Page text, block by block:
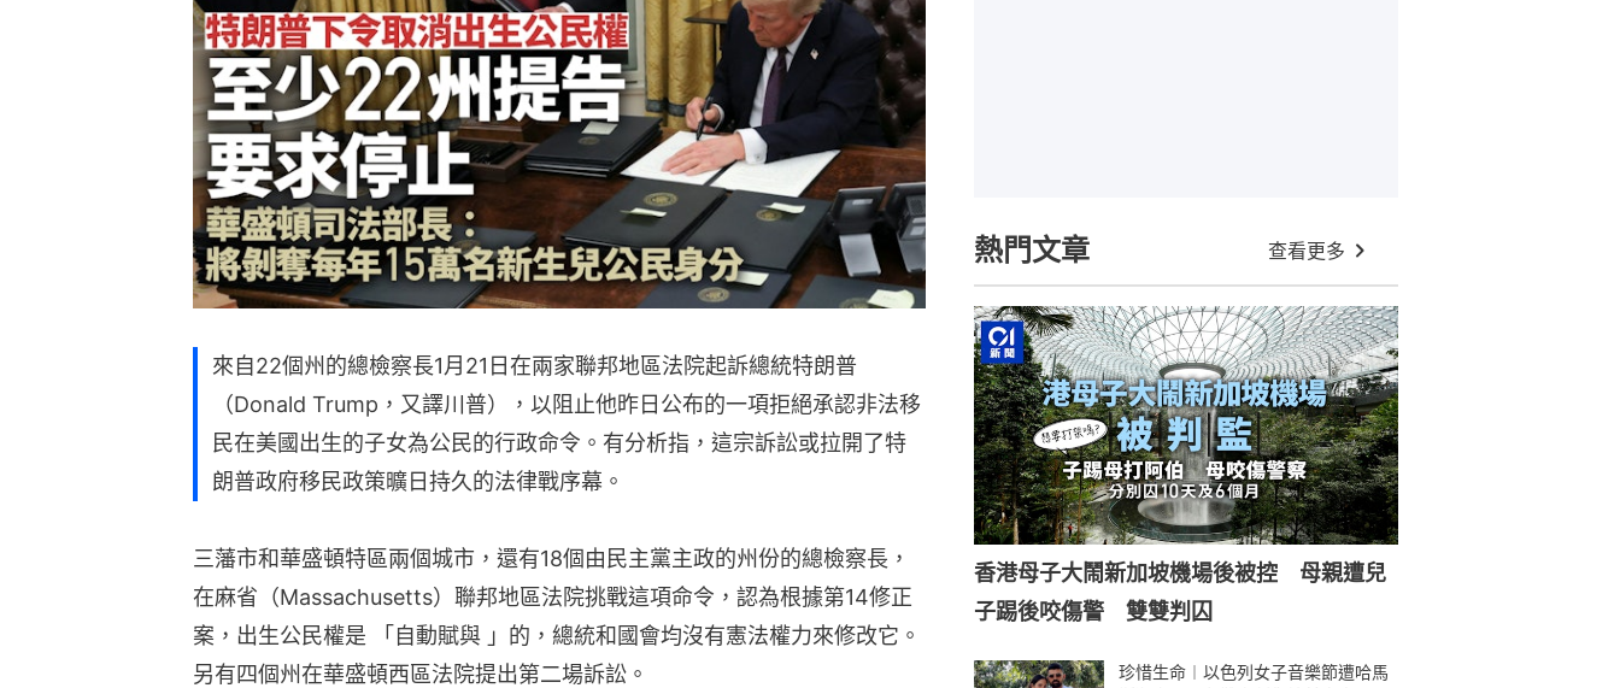
來自22個州的總檢察長1月21日在兩家聯邦地區法院起訴總統特朗普
（Donald Trump，又譯川普），以阻止他昨日公布的一項拒絕承認非法移
民在美國出生的子女為公民的行政命令。有分析指，這宗訴訟或拉開了特
朗普政府移民政策曠日持久的法律戰序幕。
三藩市和華盛頓特區兩個城市，還有18個由民主黨主政的州份的總檢察長，
在麻省（Massachusetts）聯邦地區法院挑戰這項命令，認為根據第14修正
案，出生公民權是 「自動賦與 」的，總統和國會均沒有憲法權力來修改它。
另有四個州在華盛頓西區法院提出第二場訴訟。
熱門文章 查看更多
香港母子大鬧新加坡機場後被控 母親遭兒
子踢後咬傷警 雙雙判囚
珍惜生命︱以色列女子音樂節遭哈馬